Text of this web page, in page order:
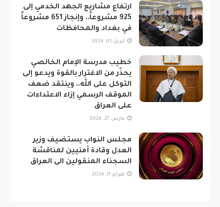
ارتفاع مشاريع الجهد الخدمي إلى
925 مشروعاً.. وإنجاز 651 مشروعاً
في بغداد والمحافظات
أبريل 01, 2026
خطيب مدرسة الإمام الخالصي
يحذّر من الاغترار بالقوة ويدعو إلى
التوكل على الله.. وينتقد ضعف
الموقف الرسمي إزاء الاعتداءات
على العراق
مارس 27, 2026
مجلس النواب يستضيف وزير
العدل وقادة أمنيين لمناقشة
السجناء المنقولين الى العراق
فبراير 11, 2026